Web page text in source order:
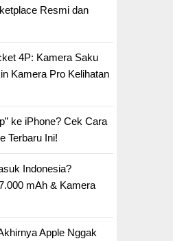
Resmi dan
4P: Kamera Saku
Kamera Pro Kelihatan
ke iPhone? Cek Cara
Terbaru Ini!
Indonesia?
mAh & Kamera
Apple Nggak